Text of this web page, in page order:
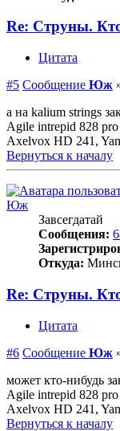
Re: Струны.
Цитата
#5 Сообщение Юж
а на kalium strings
Agile intrepid 828
Axelvox HD 241,
Вернуться к началу
Юж
Завсегдатай
Сообщения:
Откуда:
Re: Струны.
Цитата
#6 Сообщение Юж
может кто-нибудь
Agile intrepid 828
Axelvox HD 241,
Вернуться к началу